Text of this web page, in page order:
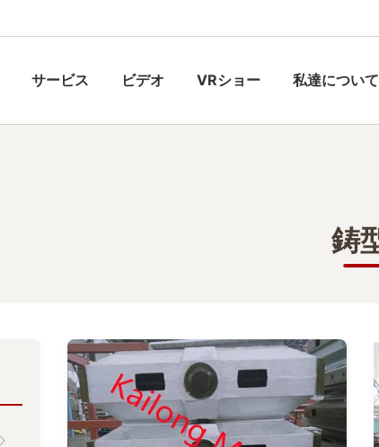
サービス ビデオ VRショー 私達について
鋳